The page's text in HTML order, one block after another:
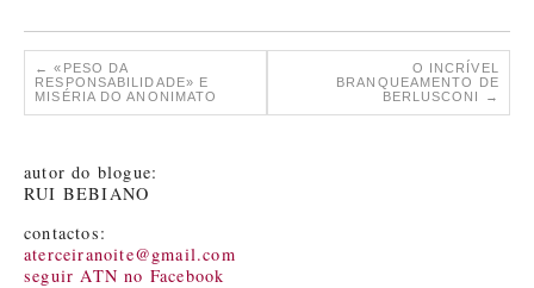
← «PESO DA
RESPONSABILIDADE» E
MISÉRIA DO ANONIMATO
O INCRÍVEL
BRANQUEAMENTO DE
BERLUSCONI
→
autor do blogue:
RUI BEBIANO
contactos:
aterceiranoite@gmail.com
seguir ATN no Facebook